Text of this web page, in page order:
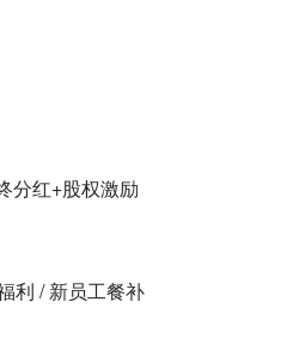
分红+股权激励
利 / 新员工餐补